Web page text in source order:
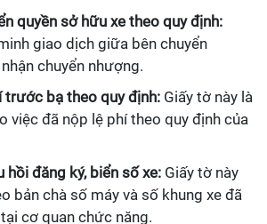
quyền sở hữu xe theo quy định:
giao dịch giữa bên chuyển
chuyển nhượng.
trước bạ theo quy định: Giấy tờ này là
việc đã nộp lệ phí theo quy định của
hồi đăng ký, biển số xe: Giấy tờ này
bản chà số máy và số khung xe đã
cơ quan chức năng.